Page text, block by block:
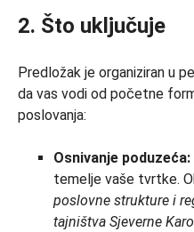
2. Što uključuje
Predložak je organiziran u
da vas vodi od početne
poslovanja:
Osnivanje poduzeća:
temelje vaše tvrtke.
poslovne strukture i
tajništva Sjeverne